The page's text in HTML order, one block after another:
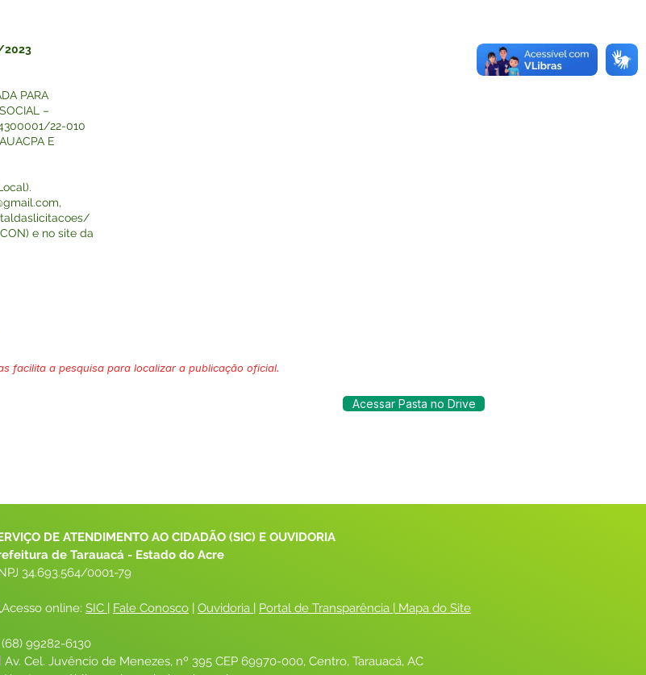
2023
PARA
–
22-010
E
,
e no site da
facilita a pesquisa para localizar a publicação oficial.
Acessar Pasta no Drive
DE ATENDIMENTO AO CIDADÃO (SIC) E OUVIDORIA
de Tarauacá - Estado do Acre
34.693.564/0001-79
online: SIC | Fale Conosco | Ouvidoria | Portal de Transparência | Mapa do Site
99282-6130
Av. Cel. Juvêncio de Menezes, nº 395 CEP 69970-000, Centro, Tarauacá, AC